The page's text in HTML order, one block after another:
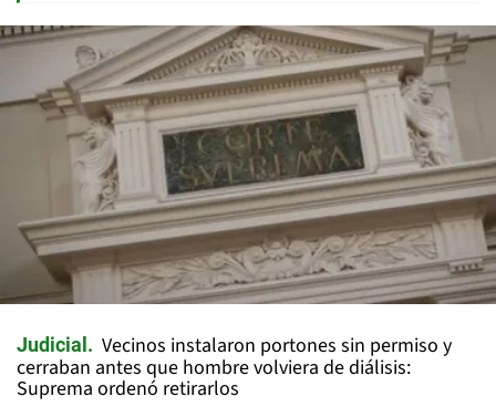
Judicial
Vecinos instalaron portones sin permiso y
cerraban antes que hombre volviera de diálisis:
Suprema ordenó retirarlos